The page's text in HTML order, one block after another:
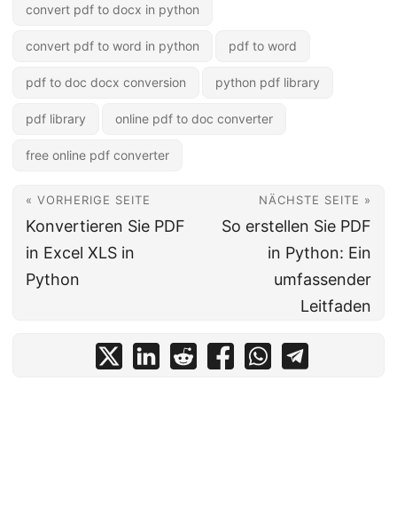
convert pdf to docx in python
convert pdf to word in python pdf to word
pdf to doc docx conversion python pdf library
pdf library online pdf to doc converter
free online pdf converter
« VORHERIGE SEITE
Konvertieren Sie PDF
in Excel XLS in
Python
NÄCHSTE SEITE »
So erstellen Sie PDF
in Python: Ein
umfassender
Leitfaden